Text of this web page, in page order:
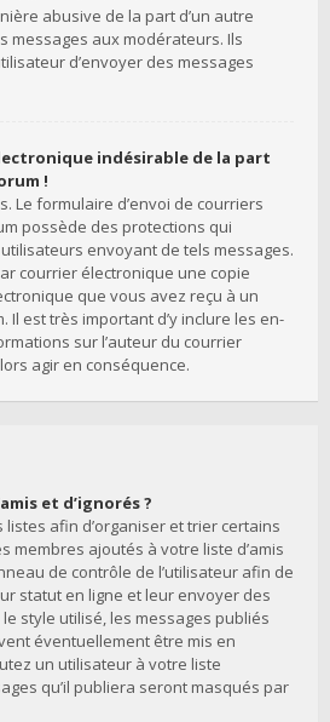
abusive de la part d’un autre
messages aux modérateurs. Ils
d’envoyer des messages
indésirable de la part
!
Le formulaire d’envoi de courriers
possède des protections qui
envoyant de tels messages.
courrier électronique une copie
que vous avez reçu à un
Il est très important d’y inclure les en-
sur l’auteur du courrier
agir en conséquence.
et d’ignorés ?
afin d’organiser et trier certains
membres ajoutés à votre liste d’amis
de contrôle de l’utilisateur afin de
statut en ligne et leur envoyer des
style utilisé, les messages publiés
éventuellement être mis en
un utilisateur à votre liste
qu’il publiera seront masqués par